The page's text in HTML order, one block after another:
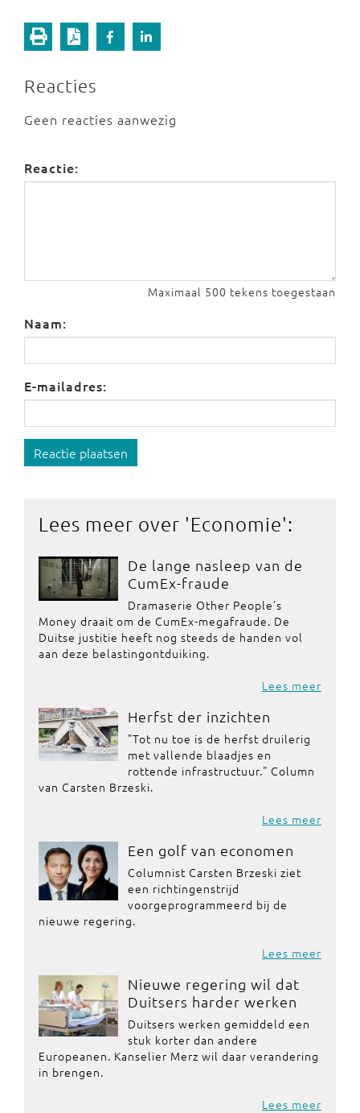
Reacties
Geen reacties aanwezig
Reactie:
Maximaal 500 tekens toegestaan
Naam:
E-mailadres:
Reactie plaatsen
Lees meer over 'Economie':
De lange nasleep van de
CumEx-fraude
Dramaserie Other People's
Money draait om de CumEx-megafraude. De
Duitse justitie heeft nog steeds de handen vol
aan deze belastingontduiking.
Lees meer
Herfst der inzichten
"Tot nu toe is de herfst druilerig
met vallende blaadjes en
rottende infrastructuur." Column
van Carsten Brzeski.
Lees meer
Een golf van economen
Columnist Carsten Brzeski ziet
een richtingenstrijd
voorgeprogrammeerd bij de
nieuwe regering.
Lees meer
Nieuwe regering wil dat
Duitsers harder werken
Duitsers werken gemiddeld een
stuk korter dan andere
Europeanen. Kanselier Merz wil daar verandering
in brengen.
Lees meer